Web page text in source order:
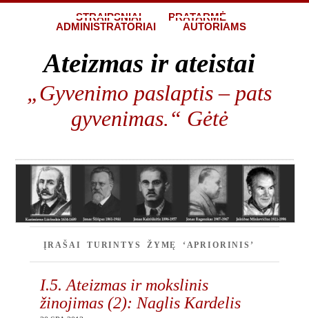
STRAIPSNIAI
PRATARMĖ
ADMINISTRATORIAI
AUTORIAMS
Ateizmas ir ateistai
„Gyvenimo paslaptis – pats
gyvenimas.“ Gėtė
ĮRAŠAI TURINTYS ŽYMĘ ‘APRIORINIS’
I.5. Ateizmas ir mokslinis
žinojimas (2): Naglis Kardelis